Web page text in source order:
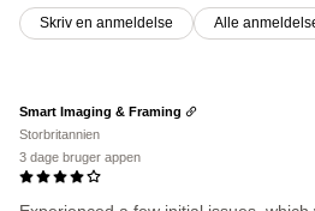
Skriv en anmeldelse Alle
Smart Imaging & Framing
Storbritannien
3 dage bruger appen